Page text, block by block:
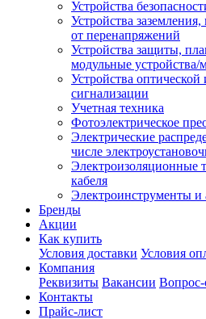
Устройства
Устройства
от перенапряжений
Устройства защиты,
модульные устройства/
Устройства оптической
сигнализации
Учетная техника
Фотоэлектрическое
Электрические
числе
Электроизоляционные
кабеля
Электроинструменты и
Бренды
Акции
Как купить
Условия доставки Условия
Компания
Реквизиты Вакансии Вопрос-
Контакты
Прайс-лист